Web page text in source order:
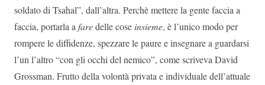
soldato di Tsahal”, dall’altra. Perchè mettere la gente faccia a
faccia, portarla a faredelle cose insieme, è l’unico modo per
rompere le diffidenze, spezzare le paure e insegnare a guardarsi
l’un l’altro “con gli occhi del nemico”, come scriveva David
Grossman. Frutto della volontà privata e individuale dell’attuale